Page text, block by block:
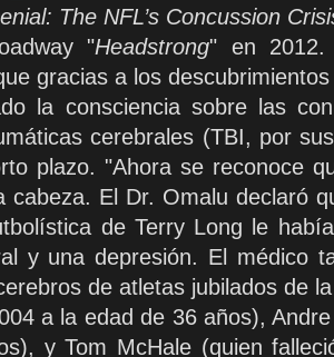
The NFL’s Concussion
"Headstrong" en 2012.
gracias a los
la consciencia sobre las
cerebrales (TBI, por
plazo. "Ahora se reconoce
cabeza. El Dr. Omalu declaró
de Terry Long le
y una depresión. El médico
de atletas jubilados de
a la edad de 36 años),
y Tom McHale (quien